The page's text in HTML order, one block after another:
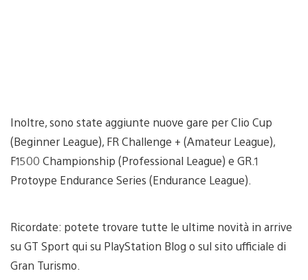
Inoltre, sono state aggiunte nuove gare per Clio Cup
(Beginner League), FR Challenge + (Amateur League),
F1500 Championship (Professional League) e GR.1
Protoype Endurance Series (Endurance League).
Ricordate: potete trovare tutte le ultime novità in arrive
su GT Sport qui su PlayStation Blog o sul sito ufficiale di
Gran Turismo.